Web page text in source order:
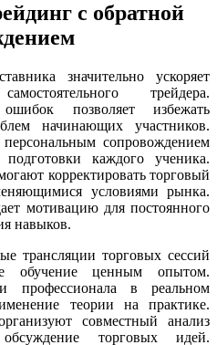
с обратной
значительно ускоряет
трейдера.
позволяет избежать
начинающих участников.
сопровождением
каждого ученика.
корректировать торговый
условиями рынка.
мотивацию для постоянного
навыков.
трансляции торговых сессий
обучение ценным опытом.
профессионала в реальном
теории на практике.
совместный анализ
торговых идей.